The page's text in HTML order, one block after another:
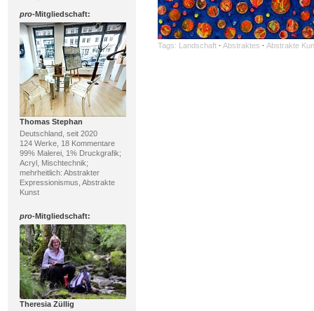
pro-Mitgliedschaft:
Thomas Stephan
Deutschland, seit 2020
124 Werke, 18 Kommentare
99% Malerei, 1% Druckgrafik;
Acryl, Mischtechnik;
mehrheitlich: Abstrakter
Expressionismus, Abstrakte
Kunst
pro-Mitgliedschaft:
Theresia Züllig
Tags: Landschaft · Abstraktes · Abstrakte